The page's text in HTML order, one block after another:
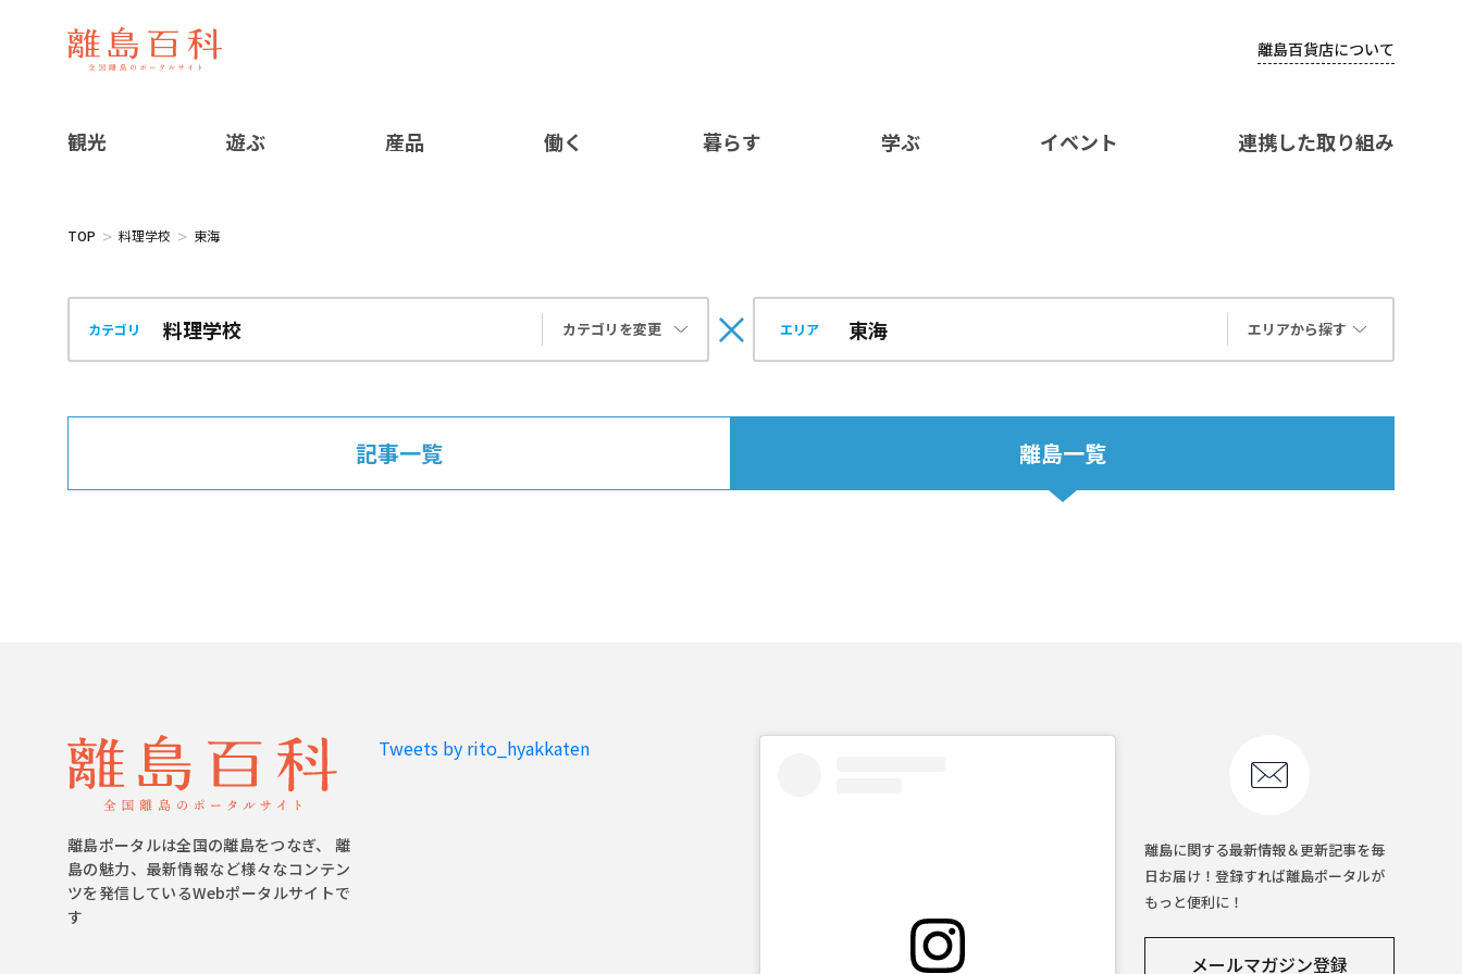
離島百貨店について
観光 遊ぶ 産品 働く 暮らす 学ぶ イベント 連携した取り組み
TOP 料理学校 東海
カテゴリ カテゴリを変更 エリア エリアから探す
記事一覧 離島一覧
離島ポータルは全国の離島をつなぎ、 離
島の魅力、最新情報など様々なコンテン
ツを発信しているWebポータルサイトで
す
Tweets by rito_hyakkaten
離島に関する最新情報＆更新記事を毎
日お届け！登録すれば離島ポータルが
もっと便利に！
メールマガジン登録